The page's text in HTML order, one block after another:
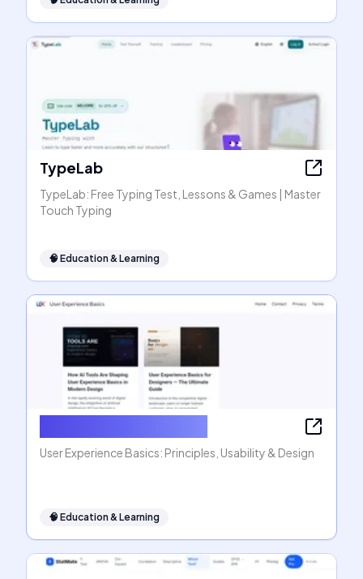
TypeLab
TypeLab: Free Typing Test, Lessons & Games | Master
Touch Typing
🧠 Education & Learning
User Experience Basics: Principles, Usability & Design
🧠 Education & Learning